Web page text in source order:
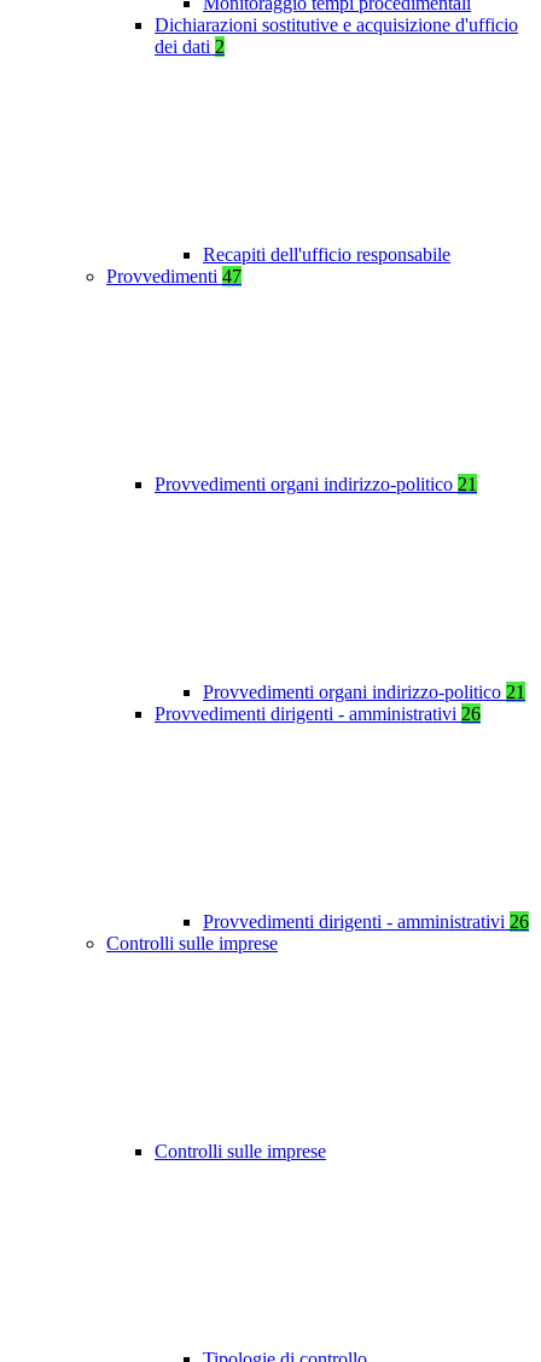
Dichiarazioni sostitutive e acquisizione d'ufficio
dei dati 2
Recapiti dell'ufficio responsabile
Provvedimenti 47
Provvedimenti organi indirizzo-politico 21
Provvedimenti organi indirizzo-politico 21
Provvedimenti dirigenti - amministrativi 26
Provvedimenti dirigenti - amministrativi 26
Controlli sulle imprese
Controlli sulle imprese